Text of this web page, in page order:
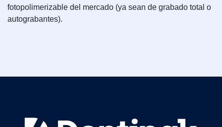
fotopolimerizable del mercado (ya sean de grabado total o
autograbantes).